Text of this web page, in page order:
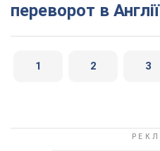
переворот в Англії
1 2 3